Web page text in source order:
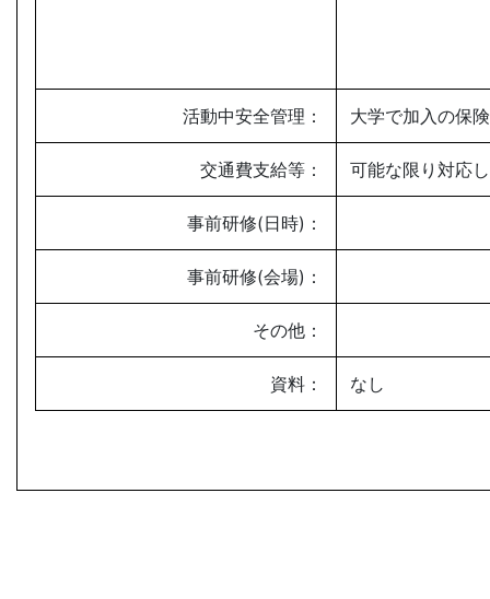
活動中安全管理： 大学で加入の保
交通費支給等： 可能な限り対応
事前研修(日時)：
事前研修(会場)：
その他：
資料： なし